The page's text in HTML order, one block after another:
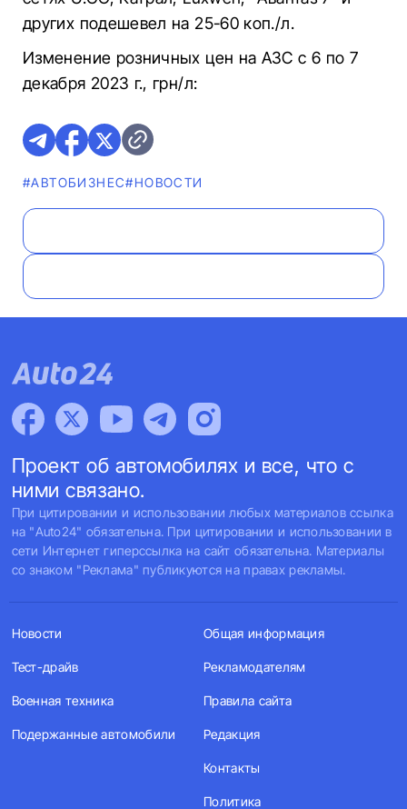
других подешевел на 25-60 коп./л.
Изменение розничных цен на АЗС с 6 по 7
декабря 2023 г., грн/л:
#AВТОБИЗНЕС#НОВОСТИ
Проект об автомобилях и все, что с
ними связано.
При цитировании и использовании любых материалов ссылка
на "Auto24" обязательна. При цитировании и использовании в
сети Интернет гиперссылка на сайт обязательна. Материалы
со знаком "Реклама" публикуются на правах рекламы.
Новости
Тест-драйв
Военная техника
Подержанные автомобили
Общая информация
Рекламодателям
Правила сайта
Редакция
Контакты
Политика